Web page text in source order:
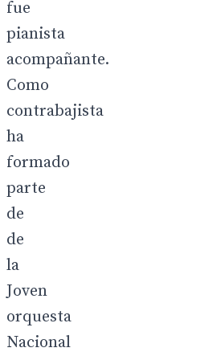
fue
pianista
acompañante.
Como
contrabajista
ha
formado
parte
de
de
la
Joven
orquesta
Nacional